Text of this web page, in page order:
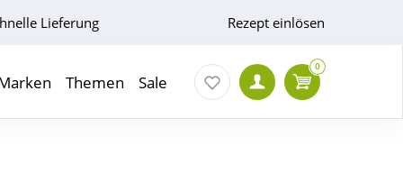
Lieferung Rezept einlösen
Themen Sale
0